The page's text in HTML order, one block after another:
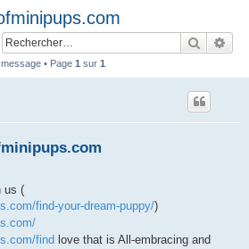
message • Page 1 sur 1
us (
find-your-dream-puppy/)
find love that is All-embracing and